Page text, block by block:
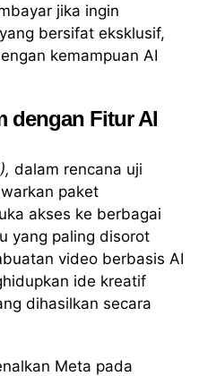
jika ingin
bersifat eksklusif,
kemampuan AI
dengan Fitur AI
dalam rencana uji
paket
akses ke berbagai
yang paling disorot
video berbasis AI
ide kreatif
dihasilkan secara
Meta pada